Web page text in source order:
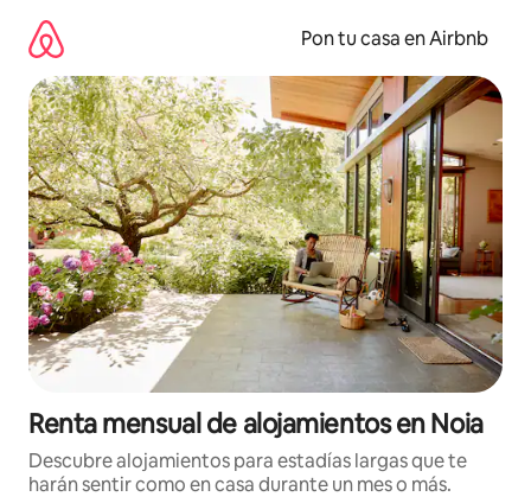
contenido
Pon tu casa en Airbnb
Renta mensual de alojamientos en Noia
Descubre alojamientos para estadías largas que te
harán sentir como en casa durante un mes o más.